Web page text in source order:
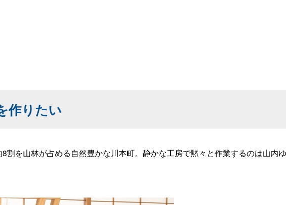
作りたい
割を山林が占める自然豊かな川本町。静かな工房で黙々と作業するのは山内